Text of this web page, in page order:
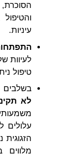
עיניות.
לעיוות
טיפול
לא
עלולים
מלווים